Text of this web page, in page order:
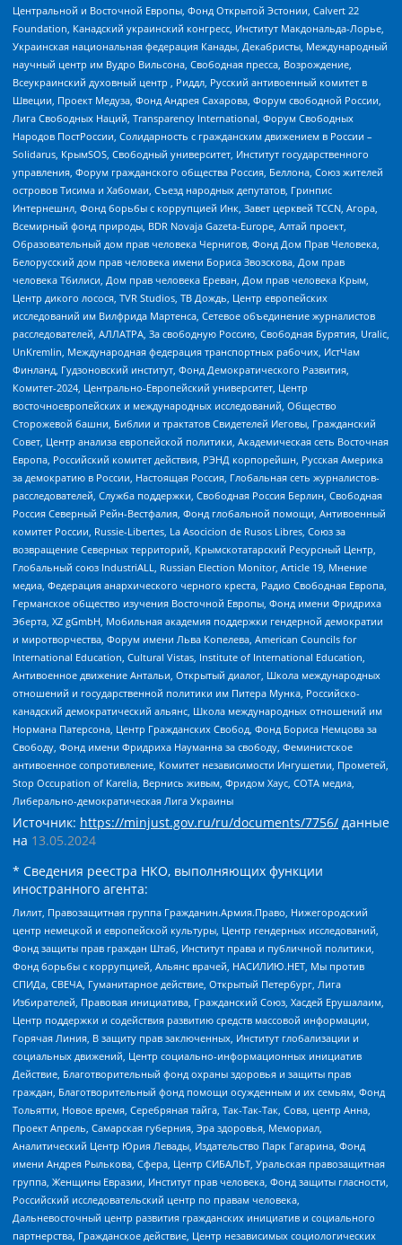
Центральной и Восточной Европы, Фонд Открытой Эстонии, Calvert 22
Foundation, Канадский украинский конгресс, Институт Макдональда-Лорье,
Украинская национальная федерация Канады, Декабристы, Международный
научный центр им Вудро Вильсона, Свободная пресса, Возрождение,
Всеукраинский духовный центр , Риддл, Русский антивоенный комитет в
Швеции, Проект Медуза, Фонд Андрея Сахарова, Форум свободной России,
Лига Свободных Наций, Transparеncy International, Форум Свободных
Народов ПостРоссии, Солидарность с гражданским движением в России –
Solidarus, КрымSOS, Свободный университет, Институт государственного
управления, Форум гражданского общества Россия, Беллона, Союз жителей
островов Тисима и Хабомаи, Съезд народных депутатов, Гринпис
Интернешнл, Фонд борьбы с коррупцией Инк, Завет церквей TCCN, Агора,
Всемирный фонд природы, BDR Novaja Gazeta-Europe, Алтай проект,
Образовательный дом прав человека Чернигов, Фонд Дом Прав Человека,
Белорусский дом прав человека имени Бориса Звозскова, Дом прав
человека Тбилиси, Дом прав человека Ереван, Дом прав человека Крым,
Центр дикого лосося, TVR Studios, ТВ Дождь, Центр европейских
исследований им Вилфрида Мартенса, Сетевое объединение журналистов
расследователей, АЛЛАТРА, За свободную Россию, Свободная Бурятия, Uralic,
UnKremlin, Международная федерация транспортных рабочих, ИстЧам
Финланд, Гудзоновский институт, Фонд Демократического Развития,
Комитет-2024, Центрально-Европейский университет, Центр
восточноевропейских и международных исследований, Общество
Сторожевой башни, Библии и трактатов Свидетелей Иеговы, Гражданский
Совет, Центр анализа европейской политики, Академическая сеть Восточная
Европа, Российский комитет действия, РЭНД корпорейшн, Русская Америка
за демократию в России, Настоящая Россия, Глобальная сеть журналистов-
расследователей, Служба поддержки, Свободная Россия Берлин, Свободная
Россия Северный Рейн-Вестфалия, Фонд глобальной помощи, Антивоенный
комитет России, Russie-Libertes, La Asocicion de Rusos Libres, Союз за
возвращение Северных территорий, Крымскотатарский Ресурсный Центр,
Глобальный союз IndustriALL, Russian Election Monitor, Article 19, Мнение
медиа, Федерация анархического черного креста, Радио Свободная Европа,
Германское общество изучения Восточной Европы, Фонд имени Фридриха
Эберта, XZ gGmbH, Мобильная академия поддержки гендерной демократии
и миротворчества, Форум имени Льва Копелева, American Councils for
International Education, Cultural Vistas, Institute of International Education,
Антивоенное движение Антальи, Открытый диалог, Школа международных
отношений и государственной политики им Питера Мунка, Российско-
канадский демократический альянс, Школа международных отношений им
Нормана Патерсона, Центр Гражданских Свобод, Фонд Бориса Немцова за
Свободу, Фонд имени Фридриха Науманна за свободу, Феминистское
антивоенное сопротивление, Комитет независимости Ингушетии, Прометей,
Stop Occupation of Karelia, Вернись живым, Фридом Хаус, СОТА медиа,
Либерально-демократическая Лига Украины
Источник: https://minjust.gov.ru/ru/documents/7756/ данные
на 13.05.2024
* Сведения реестра НКО, выполняющих функции
иностранного агента:
Лилит, Правозащитная группа Гражданин.Армия.Право, Нижегородский
центр немецкой и европейской культуры, Центр гендерных исследований,
Фонд защиты прав граждан Штаб, Институт права и публичной политики,
Фонд борьбы с коррупцией, Альянс врачей, НАСИЛИЮ.НЕТ, Мы против
СПИДа, СВЕЧА, Гуманитарное действие, Открытый Петербург, Лига
Избирателей, Правовая инициатива, Гражданский Союз, Хасдей Ерушалаим,
Центр поддержки и содействия развитию средств массовой информации,
Горячая Линия, В защиту прав заключенных, Институт глобализации и
социальных движений, Центр социально-информационных инициатив
Действие, Благотворительный фонд охраны здоровья и защиты прав
граждан, Благотворительный фонд помощи осужденным и их семьям, Фонд
Тольятти, Новое время, Серебряная тайга, Так-Так-Так, Сова, центр Анна,
Проект Апрель, Самарская губерния, Эра здоровья, Мемориал,
Аналитический Центр Юрия Левады, Издательство Парк Гагарина, Фонд
имени Андрея Рылькова, Сфера, Центр СИБАЛЬТ, Уральская правозащитная
группа, Женщины Евразии, Институт прав человека, Фонд защиты гласности,
Российский исследовательский центр по правам человека,
Дальневосточный центр развития гражданских инициатив и социального
партнерства, Гражданское действие, Центр независимых социологических